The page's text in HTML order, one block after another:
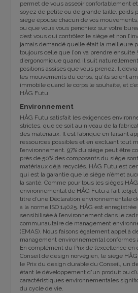
permet de vous asseoir confortablement
soyez de petite ou de grande taille, poids
siège épouse chacun de vos
ou que vous vous penchiez sur votre
c’est vous qui contrôlez le siège et non
jamais demandé quelle était la meilleure
toujours celle que l'on va prendre ensuite
d’ergonomique quand il suit
positions assises que vous prenez. Il
les mouvements du corps, qu’ils soient
immobile quand le corps le souhaite, et
HÅG Futu.
Environnement
HÅG Futu satisfait les exigences
strictes, que ce soit au niveau de la
des matériaux. Il est fabriqué en faisant
ressources possibles et en excluant tout
l’environnement. 97% du siège peut être
près de 50% des composants du siège
matériaux déjà recyclés. HÅG Futu est
qui est la garantie que le siège n’émet
la santé. Comme pour tous les sièges
environnemental de HÅG Futu a fait
titre d’une Déclaration environnementale
à la norme ISO 14025. HÅG est
sensibilisée à l’environnement dans le
communautaire de management
(EMAS). Nous faisons également appel à
management environnemental conformes
En complément du Prix de l’excellence
Conseil de design norvégien, le siège
le Prix du design durable du Conseil, un
étant le développement d'un produit ou
caractéristiques environnementales
du cycle de vie.